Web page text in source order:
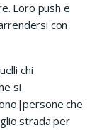
Loro push e
con
chi
si
che
strada per